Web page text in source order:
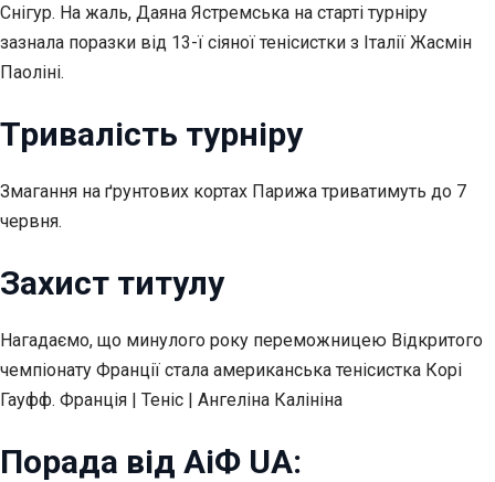
Снігур. На жаль, Даяна Ястремська на старті турніру
зазнала поразки від 13-ї сіяної тенісистки з Італії Жасмін
Паоліні.
Тривалість турніру
Змагання на ґрунтових кортах Парижа триватимуть до 7
червня.
Захист титулу
Нагадаємо, що минулого року переможницею Відкритого
чемпіонату Франції стала американська тенісистка Корі
Гауфф. Франція | Теніс | Ангеліна Калініна
Порада від АіФ UA: